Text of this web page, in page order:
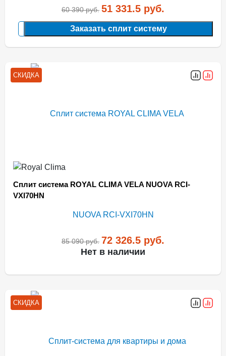
60 390руб. 51 331.5 руб.
Заказать сплит систему
СКИДКА
Сплит система ROYAL CLIMA VELA NUOVA RCI-
VXI70HN
85 090руб. 72 326.5 руб.
Нет в наличии
СКИДКА